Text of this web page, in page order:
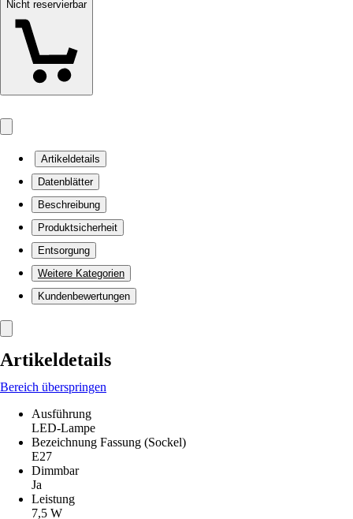
Nicht reservierbar
Artikeldetails
Datenblätter
Beschreibung
Produktsicherheit
Entsorgung
Weitere Kategorien
Kundenbewertungen
Artikeldetails
Bereich überspringen
Ausführung
LED-Lampe
Bezeichnung Fassung (Sockel)
E27
Dimmbar
Ja
Leistung
7,5 W